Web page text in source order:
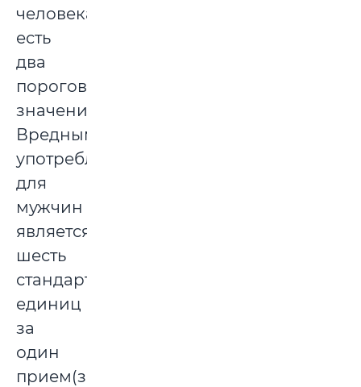
человека
есть
два
пороговых
значения.
Вредным
употреблением
для
мужчин
является
шесть
стандартных
единиц
за
один
прием(за